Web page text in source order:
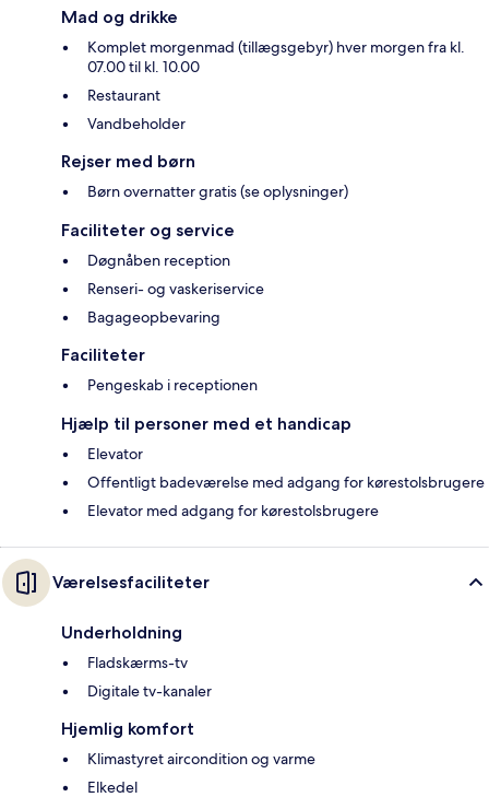
Mad og drikke
Komplet morgenmad (tillægsgebyr) hver morgen fra kl.
07.00 til kl. 10.00
Restaurant
Vandbeholder
Rejser med børn
Børn overnatter gratis (se oplysninger)
Faciliteter og service
Døgnåben reception
Renseri- og vaskeriservice
Bagageopbevaring
Faciliteter
Pengeskab i receptionen
Hjælp til personer med et handicap
Elevator
Offentligt badeværelse med adgang for kørestolsbrugere
Elevator med adgang for kørestolsbrugere
Værelsesfaciliteter
Underholdning
Fladskærms-tv
Digitale tv-kanaler
Hjemlig komfort
Klimastyret aircondition og varme
Elkedel